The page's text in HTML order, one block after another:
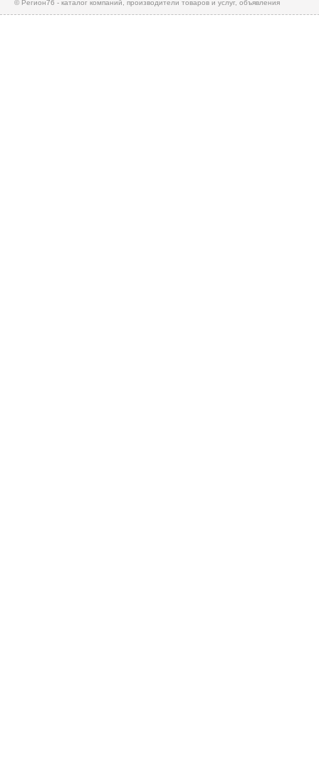
© Регион76 - каталог компаний, производители товаров и услуг, объявления